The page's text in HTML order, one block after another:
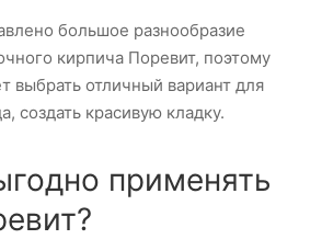
большое разнообразие
кирпича Поревит, поэтому
выбрать отличный вариант для
создать красивую кладку.
применять